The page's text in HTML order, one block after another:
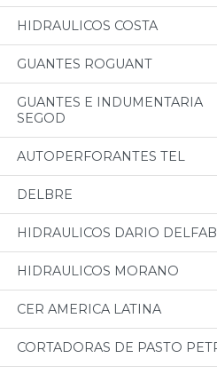
HIDRAULICOS COSTA
GUANTES ROGUANT
GUANTES E INDUMENTARIA
SEGOD
AUTOPERFORANTES TEL
DELBRE
HIDRAULICOS DARIO
HIDRAULICOS MORANO
CER AMERICA LATINA
CORTADORAS DE PASTO